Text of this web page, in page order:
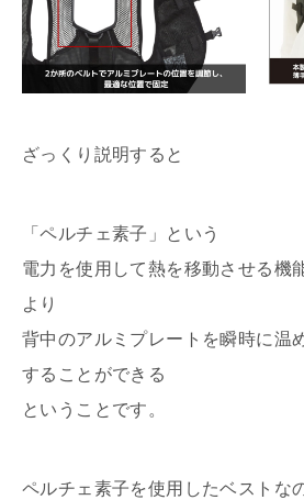
ざっくり説明すると
「ペルチェ素子」という
電力を使用して熱を移動させる機
より
背中のアルミプレートを瞬時に温
することができる
ということです。
ペルチェ素子を使用したベストな